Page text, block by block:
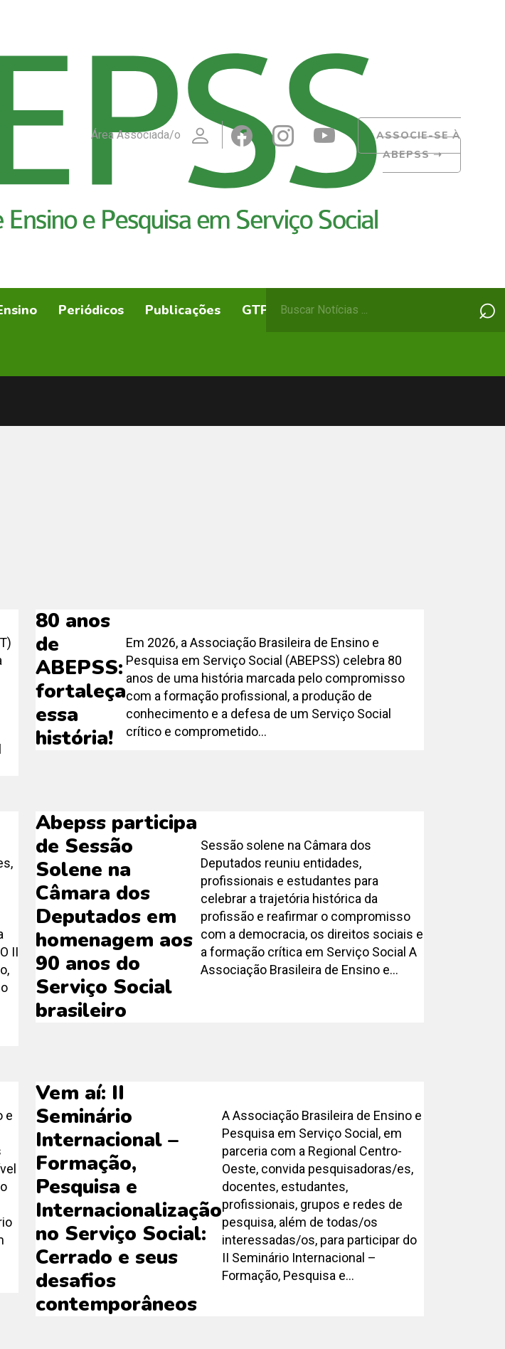
Área Associada/o
ASSOCIE-SE À
ABEPSS➝
Periódicos Publicações GTPs ABEPSS Itinerante
por:
⌕
80 anos
de
ABEPSS:
fortaleça
essa
história!
Em 2026, a Associação Brasileira de Ensino e
Pesquisa em Serviço Social (ABEPSS) celebra 80
anos de uma história marcada pelo compromisso
com a formação profissional, a produção de
conhecimento e a defesa de um Serviço Social
crítico e comprometido...
II
Abepss participa
de Sessão
Solene na
Câmara dos
Deputados em
homenagem aos
90 anos do
Serviço Social
brasileiro
Sessão solene na Câmara dos
Deputados reuniu entidades,
profissionais e estudantes para
celebrar a trajetória histórica da
profissão e reafirmar o compromisso
com a democracia, os direitos sociais e
a formação crítica em Serviço Social A
Associação Brasileira de Ensino e...
e
Vem aí: II
Seminário
Internacional –
Formação,
Pesquisa e
Internacionalização
no Serviço Social:
Cerrado e seus
desafios
contemporâneos
A Associação Brasileira de Ensino e
Pesquisa em Serviço Social, em
parceria com a Regional Centro-
Oeste, convida pesquisadoras/es,
docentes, estudantes,
profissionais, grupos e redes de
pesquisa, além de todas/os
interessadas/os, para participar do
II Seminário Internacional –
Formação, Pesquisa e...